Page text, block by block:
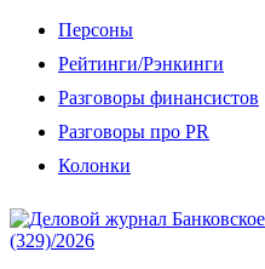
Персоны
Рейтинги/Рэнкинги
Разговоры финансистов
Разговоры про PR
Колонки